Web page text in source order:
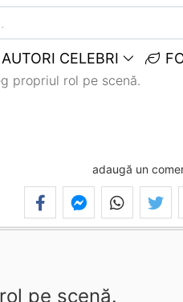
AUTORI CELEBRI
propriul rol pe scenă.
adaugă un
pe scenă.